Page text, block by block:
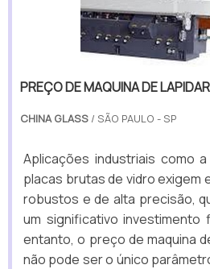
PREÇO DE MAQUINA DE
CHINA GLASS / SÃO PAULO - SP
Aplicações industriais como
placas brutas de vidro exigem
robustos e de alta precisão,
um significativo investimento
entanto, o preço de maquina
não pode ser o único